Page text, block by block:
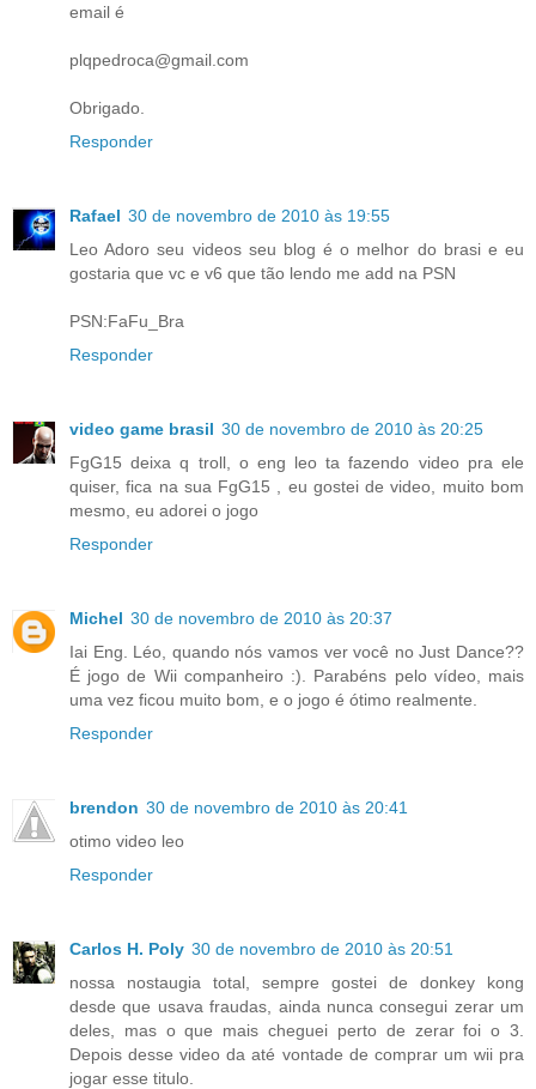
email é
plqpedroca@gmail.com
Obrigado.
Responder
Rafael 30 de novembro de 2010 às 19:55
Leo Adoro seu videos seu blog é o melhor do brasi e eu
gostaria que vc e v6 que tão lendo me add na PSN
PSN:FaFu_Bra
Responder
video game brasil 30 de novembro de 2010 às 20:25
FgG15 deixa q troll, o eng leo ta fazendo video pra ele
quiser, fica na sua FgG15 , eu gostei de video, muito bom
mesmo, eu adorei o jogo
Responder
Michel 30 de novembro de 2010 às 20:37
Iai Eng. Léo, quando nós vamos ver você no Just Dance??
É jogo de Wii companheiro :). Parabéns pelo vídeo, mais
uma vez ficou muito bom, e o jogo é ótimo realmente.
Responder
brendon 30 de novembro de 2010 às 20:41
otimo video leo
Responder
Carlos H. Poly 30 de novembro de 2010 às 20:51
nossa nostaugia total, sempre gostei de donkey kong
desde que usava fraudas, ainda nunca consegui zerar um
deles, mas o que mais cheguei perto de zerar foi o 3.
Depois desse video da até vontade de comprar um wii pra
jogar esse titulo.